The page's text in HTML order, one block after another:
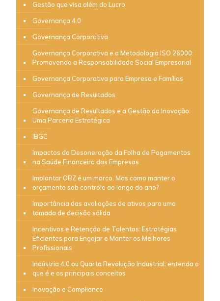
Gestão que visa além do Lucro
Governança 4.0
Governança Corporativa
Governança Corporativa e a Metodologia ISO 26000:
Promovendo a Responsabilidade Social Empresarial
Governança Corporativa para Empresa e Famílias
Governança de Resultados
Governança de Resultados e a Gestão da Inovação:
Uma Parceria Estratégica
IBGC
Impactos da Desoneração da Folha de Pagamentos
na Saúde Financeira das Empresas
Implantar OBZ é um marco. Mas como manter o
orçamento sob controle ao longo do ano?
Importância das avaliações de ativos para uma
tomada de decisão sólida
Incentivos e Retenção de Talentos: Estratégias
Eficientes para Engajar e Manter os Melhores
Profissionais
Indústria 4.0 ou Quarta Revolução Industrial: entenda o
que é e os principais conceitos
Inovação e Compliance